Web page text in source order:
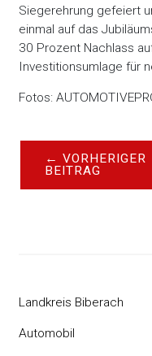
Siegerehrung gefeiert
einmal auf das
30 Prozent Nachlass
Investitionsumlage für
Fotos:
← VORHERIGER
BEITRAG
Landkreis Biberach
Automobil